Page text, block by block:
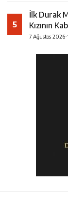
5
İlk Durak
Kızının
7 Ağustos 2026-